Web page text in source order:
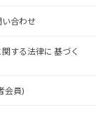
い合わせ
する法律に 基づく
会員)